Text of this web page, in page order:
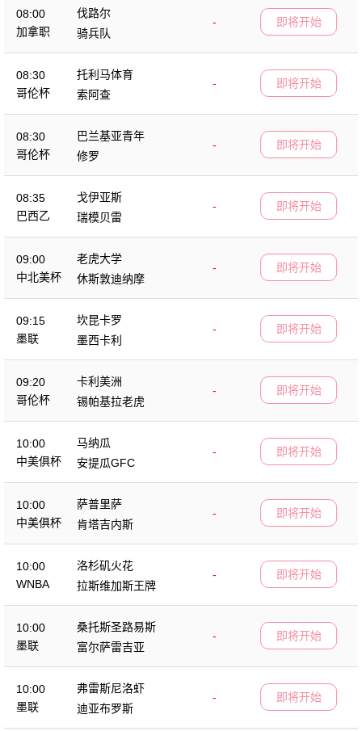
08:00
加拿职
伐路尔
-
骑兵队
即将开始
08:30
哥伦杯
托利马体育
-
索阿查
即将开始
08:30
哥伦杯
巴兰基亚青年
-
修罗
即将开始
08:35
巴西乙
戈伊亚斯
-
瑞模贝雷
即将开始
09:00
中北美杯
老虎大学
-
休斯敦迪纳摩
即将开始
09:15
墨联
坎昆卡罗
-
墨西卡利
即将开始
09:20
哥伦杯
卡利美洲
-
锡帕基拉老虎
即将开始
10:00
中美俱杯
马纳瓜
-
安提瓜GFC
即将开始
10:00
中美俱杯
萨普里萨
-
肯塔吉内斯
即将开始
10:00
WNBA
洛杉矶火花
-
拉斯维加斯王牌
即将开始
10:00
墨联
桑托斯圣路易斯
-
富尔萨雷吉亚
即将开始
10:00
墨联
弗雷斯尼洛虾
-
迪亚布罗斯
即将开始